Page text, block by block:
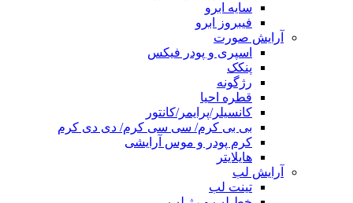
سایه ابرو
فیبروز ابرو
آرایش صورت
اسپری و پودر فیکس
پنکک
رژگونه
قطره احیا
کانسیلر/پرایمر/کانتور
بی بی کرم/ سی سی کرم/ دی دی کرم
کرم پودر و موس آرایشی
هایلایتر
آرایش لب
تینت لب